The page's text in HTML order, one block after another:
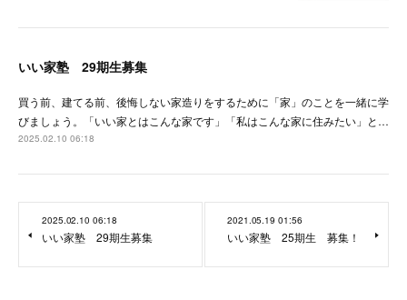
いい家塾 29期生募集
買う前、建てる前、後悔しない家造りをするために「家」のことを一緒に学
びましょう。「いい家とはこんな家です」「私はこんな家に住みたい」と…
2025.02.10 06:18
2025.02.10 06:18
いい家塾 29期生募集
2021.05.19 01:56
いい家塾 25期生 募集！